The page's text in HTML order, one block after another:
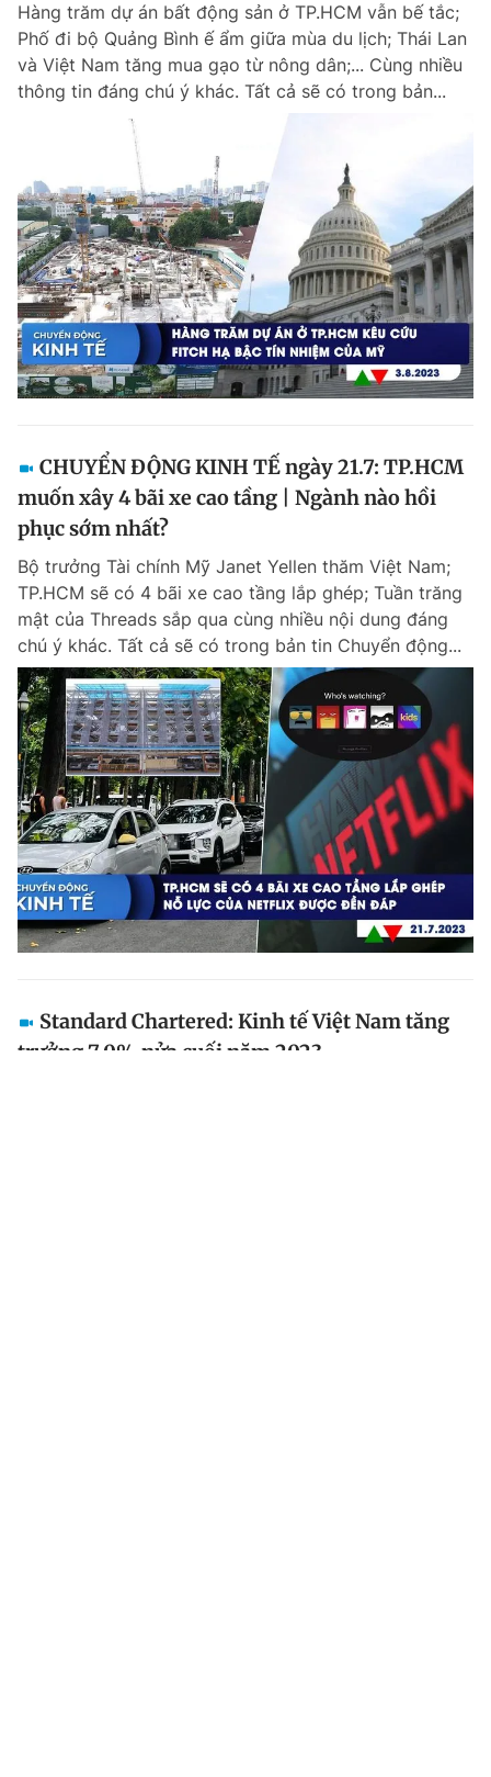
Hàng trăm dự án bất động sản ở TP.HCM vẫn bế tắc;
Phố đi bộ Quảng Bình ế ẩm giữa mùa du lịch; Thái Lan
và Việt Nam tăng mua gạo từ nông dân;... Cùng nhiều
thông tin đáng chú ý khác. Tất cả sẽ có trong bản...
CHUYỂN ĐỘNG KINH TẾ ngày 21.7: TP.HCM
muốn xây 4 bãi xe cao tầng | Ngành nào hồi
phục sớm nhất?
Bộ trưởng Tài chính Mỹ Janet Yellen thăm Việt Nam;
TP.HCM sẽ có 4 bãi xe cao tầng lắp ghép; Tuần trăng
mật của Threads sắp qua cùng nhiều nội dung đáng
chú ý khác. Tất cả sẽ có trong bản tin Chuyển động...
Standard Chartered: Kinh tế Việt Nam tăng
trưởng 7,0% nửa cuối năm 2023